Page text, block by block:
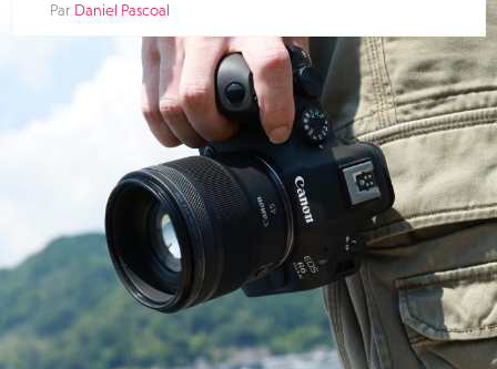
Par Daniel Pascoal